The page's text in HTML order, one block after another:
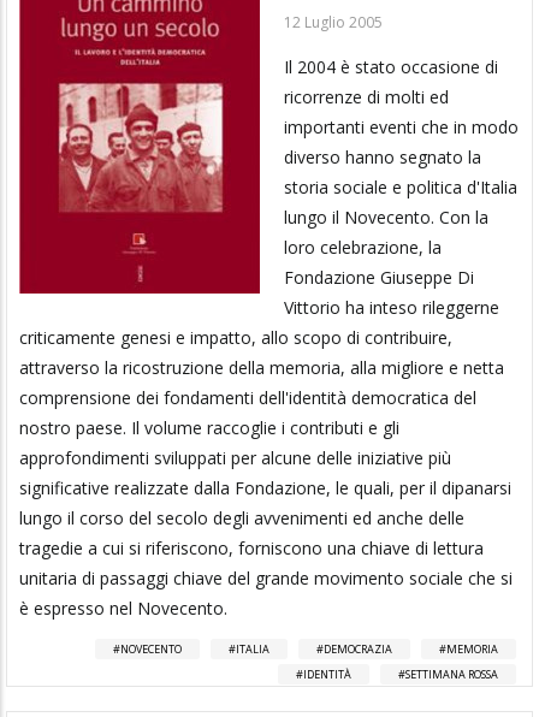
12 Luglio 2005
Il 2004 è stato occasione di
ricorrenze di molti ed
importanti eventi che in modo
diverso hanno segnato la
storia sociale e politica d'Italia
lungo il Novecento. Con la
loro celebrazione, la
Fondazione Giuseppe Di
Vittorio ha inteso rileggerne
criticamente genesi e impatto, allo scopo di contribuire,
attraverso la ricostruzione della memoria, alla migliore e netta
comprensione dei fondamenti dell'identità democratica del
nostro paese. Il volume raccoglie i contributi e gli
approfondimenti sviluppati per alcune delle iniziative più
significative realizzate dalla Fondazione, le quali, per il dipanarsi
lungo il corso del secolo degli avvenimenti ed anche delle
tragedie a cui si riferiscono, forniscono una chiave di lettura
unitaria di passaggi chiave del grande movimento sociale che si
è espresso nel Novecento.
NOVECENTO ITALIA DEMOCRAZIA
MEMORIA
IDENTITÀ
SETTIMANA ROSSA